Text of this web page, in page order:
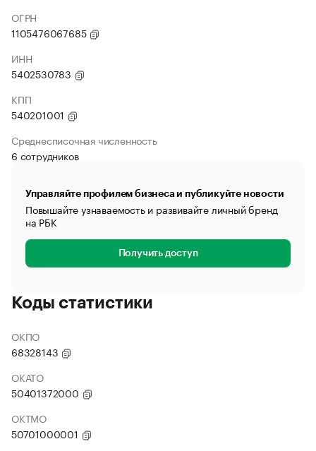
ОГРН
1105476067685
ИНН
5402530783
КПП
540201001
Среднесписочная численность
6 сотрудников
Управляйте профилем бизнеса и публикуйте новости
Повышайте узнаваемость и развивайте личный бренд
на РБК
Получить доступ
Коды статистики
ОКПО
68328143
ОКАТО
50401372000
ОКТМО
50701000001